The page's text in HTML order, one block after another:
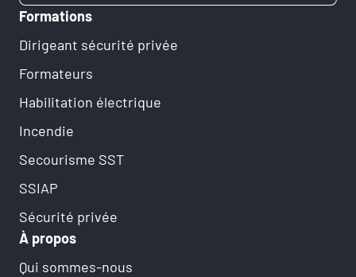
Formations
Dirigeant sécurité privée
Formateurs
Habilitation électrique
Incendie
Secourisme SST
SSIAP
Sécurité privée
À propos
Qui sommes-nous